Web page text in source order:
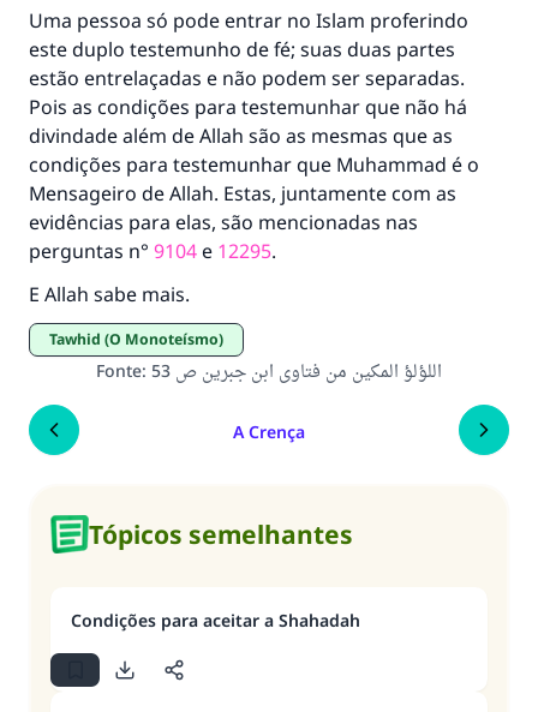
Uma pessoa só pode entrar no Islam proferindo
este duplo testemunho de fé; suas duas partes
estão entrelaçadas e não podem ser separadas.
Pois as condições para testemunhar que não há
divindade além de Allah são as mesmas que as
condições para testemunhar que Muhammad é o
Mensageiro de Allah. Estas, juntamente com as
evidências para elas, são mencionadas nas
perguntas n° 9104 e 12295.
E Allah sabe mais.
Tawhid (O Monoteísmo)
Fonte: اللؤلؤ المكين من فتاوى ابن جبرين ص 53
A Crença
Tópicos semelhantes
Condições para aceitar a Shahadah
CONTRIBUIR